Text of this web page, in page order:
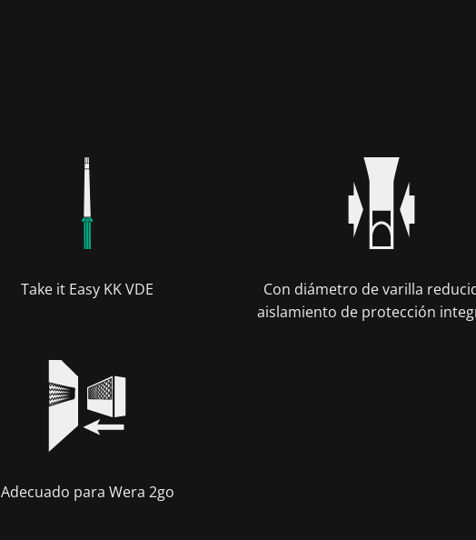
Take it Easy KK VDE
Con diámetro de varilla
aislamiento de protección
Adecuado para Wera 2go